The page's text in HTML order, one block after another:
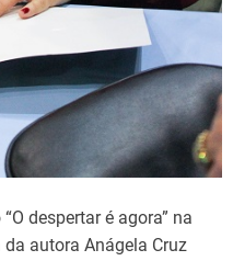
despertar é agora” na
autora Anágela Cruz